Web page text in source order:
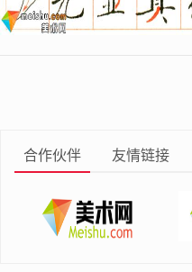
合作伙伴 友情链接